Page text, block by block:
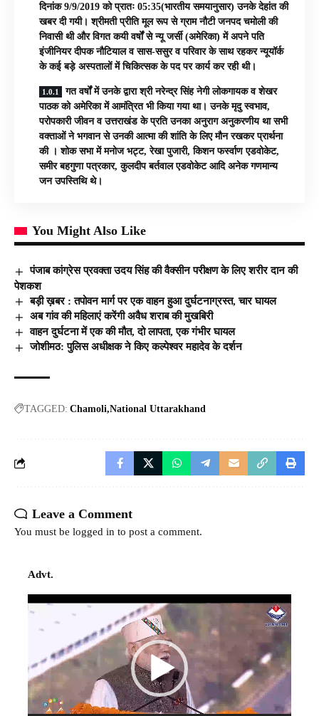
दिनांक 9/9/2019 को प्रातः 05:35(भारतीय समयानुसार) उनके देहांत की
खबर दी गयी। श्रीमती प्रीति मूल रूप से ग्राम नौटी जनपद चमोली की
निवासी थी और विगत कयी वर्षों से न्यू जर्सी (अमेरिका) में अपने पति
इंजीनियर दीपक नौटियाल व सास-ससुर व परिवार के साथ रहकर न्यूयॉर्क
के कई बड़े अस्पतालों में चिकित्सक के पद पर कार्य कर रही थी।
गत वर्षों में उनके द्वारा श्री नरेन्द्र सिंह नेगी लोकगायक व शेखर
पाठक को अमेरिका में आमंत्रित भी किया गया था। उनके मृदु स्वभाव,
परोपकारी जीवन व उत्तराखंड के प्रति उनका अनुराग अनुकरणीय था सभी
वक्ताओं ने भगवान से उनकी आत्मा की शांति के लिए मौन रखकर प्रार्थना
की । शोक सभा में मनोज भट्ट, रेखा पुजारी, किशन फर्स्वाण एडवोकेट,
समीर बहगुणा पत्रकार, कुलदीप बर्तवाल एडवोकेट आदि अनेक गणमान्य
जन उपस्तिथि थे।
You Might Also Like
पंजाब कांग्रेस प्रवक्ता उदय सिंह की वैक्सीन परीक्षण के लिए शरीर दान की
पेशकश
बड़ी ख़बर : तपोवन मार्ग पर एक वाहन हुआ दुर्घटनाग्रस्त, चार घायल
अब गांव की महिलाएं करेंगी अवैध शराब की मुखबिरी
वाहन दुर्घटना में एक की मौत, दो लापता, एक गंभीर घायल
जोशीमठ: पुलिस अधीक्षक ने किए कल्पेश्वर महादेव के दर्शन
TAGGED: Chamoli National Uttarakhand
Leave a Comment
You must be logged in to post a comment.
Advt.
Video